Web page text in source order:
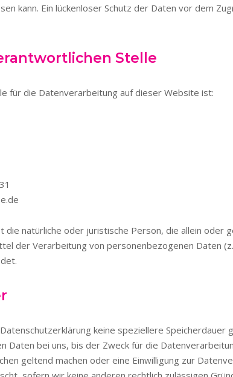
kann. Ein lückenloser Schutz der Daten vor dem
Stelle
für die Datenverarbeitung auf dieser Website ist:
die natürliche oder juristische Person, die allein oder
der Verarbeitung von personenbezogenen Daten
keine speziellere Speicherdauer
Daten bei uns, bis der Zweck für die
geltend machen oder eine Einwilligung zur